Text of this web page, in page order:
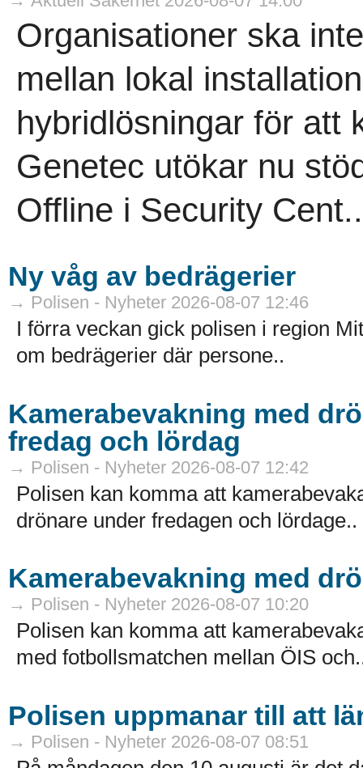
Organisationer ska
mellan lokal
hybridlösningar för att
Genetec utökar nu
Offline i Security Cent..
Ny våg av bedrägerier
→ Polisen - Nyheter 2026-08-07 12:46
I förra veckan gick polisen i region
om bedrägerier där persone..
Kamerabevakning med
fredag och lördag
→ Polisen - Nyheter 2026-08-07 12:42
Polisen kan komma att
drönare under fredagen och lördage..
Kamerabevakning med
→ Polisen - Nyheter 2026-08-07 10:20
Polisen kan komma att
med fotbollsmatchen mellan ÖIS
Polisen uppmanar till att
→ Polisen - Nyheter 2026-08-07 08:51